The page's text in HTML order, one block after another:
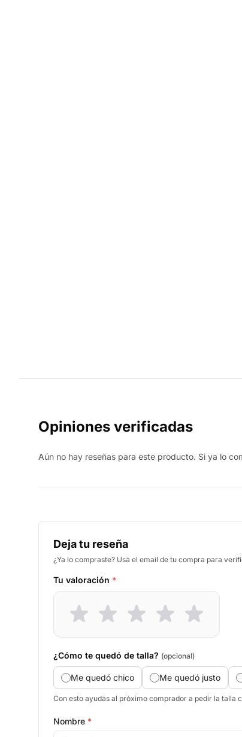
Opiniones verificadas
Aún no hay reseñas para este producto. Si ya lo
Deja tu reseña
¿Ya lo compraste? Usá el email de tu compra para
Tu valoración *
¿Cómo te quedó de talla? (opcional)
Me quedó chico Me quedó justo
Con esto ayudás al próximo comprador a pedir la talla
Nombre *